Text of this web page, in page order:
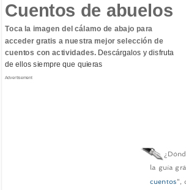
Cuentos de abuelos
Toca la imagen del cálamo de abajo para
acceder gratis a nuestra mejor selección de
cuentos con actividades.Descárgalos y disfruta
de ellos siempre que quieras
Advertisement
la guía
cuentos",